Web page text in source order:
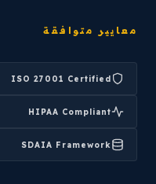
معايير متوافقة
ISO 27001 Certified
HIPAA Compliant
SDAIA Framework